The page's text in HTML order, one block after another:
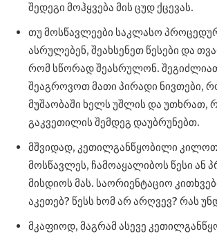
შედეგი მოჰყვება მის ცუდ ქცევას.
თუ მოსწავლეები საკლასო
ასრულებენ, შეახსენეთ წესები და
რომ სწორად შეასრულონ.
შეაგროვოთ მათი პირადი ნივთები,
მუშაობაში ხელს უშლის და უთხრათ,
გაკვეთილის შემდეგ დაუბრუნებთ.
მშვიდად, კეთილგანწყობილი
მოსწავლეს, ჩამოაყალიბოს წესი ან
მისდიოს მას. საორიენტაციო
აკეთებ? წესს ხომ არ არღვევ? რას
მკაფიოდ, მაგრამ ასევე